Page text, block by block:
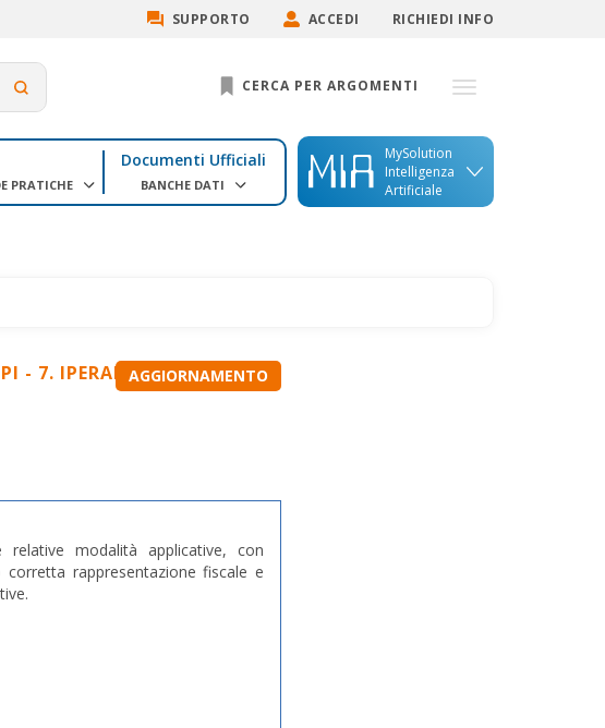
SUPPORTO ACCEDI RICHIEDI INFO
CERCA PER ARGOMENTI
PRATICHE
Documenti Ufficiali
BANCHE DATI
MySolution
Intelligenza
Artificiale
AGGIORNAMENTO
- 7. IPERAMMORTAMENTO
modalità applicative, con
rappresentazione fiscale e